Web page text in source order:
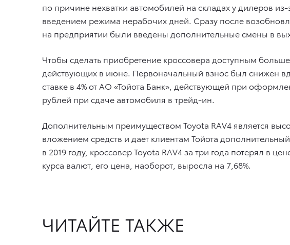
по причине нехватки автомобилей на складах у дилеров
введением режима нерабочих дней. Сразу после
на предприятии были введены дополнительные смены в
Чтобы сделать приобретение кроссовера доступным
действующих в июне. Первоначальный взнос был снижен
ставке в 4% от АО «Тойота Банк», действующей при
рублей при сдаче автомобиля в трейд-ин.
Дополнительным преимуществом Toyota RAV4 является
вложением средств и дает клиентам Тойота
в 2019 году, кроссовер Toyota RAV4 за три года потерял в
курса валют, его цена, наоборот, выросла на 7,68%.
ЧИТАЙТЕ ТАКЖЕ